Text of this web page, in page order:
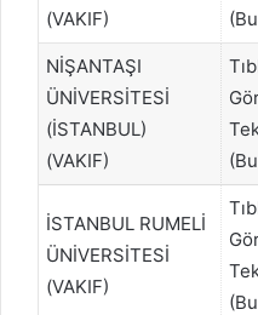
(VAKIF)
NİŞANTAŞI
ÜNİVERSİTESİ
(İSTANBUL)
(VAKIF)
İSTANBUL RUMELİ
ÜNİVERSİTESİ
(VAKIF)